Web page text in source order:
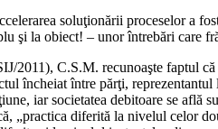
soluţionării proceselor a
şi la obiect! – unor întrebări care
2011), C.S.M. recunoaşte faptul
între părţi,
iar societatea debitoare se
diferită la nivelul celor